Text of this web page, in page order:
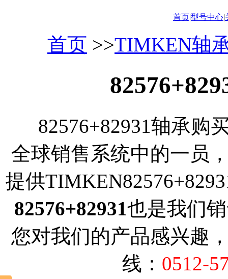
首页|型号中心|
首页 >>TIMKEN轴
82576+82931轴承购
全球销售系统中的一员
提供
82576+82931也是我们
您对我们的产品感兴趣
线： 0512-